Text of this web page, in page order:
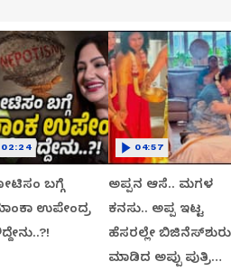
ಬಗ್ಗೆ
ಉಪೇಂದ್ರ
02:24
ಅಪ್ಪನ ಆಸೆ.. ಮಗಳ
ಕನಸು.. ಅಪ್ಪ ಇಟ್ಟ
ಹೆಸರಲ್ಲೇ ಬಿಜಿನೆಸ್​ಶುರು
ಮಾಡಿದ ಅಪ್ಪು ಪುತ್ರಿ
04:57